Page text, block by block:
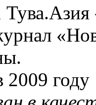
2009 году